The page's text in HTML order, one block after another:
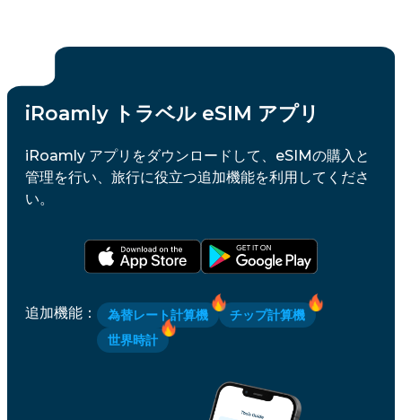
iRoamly トラベル eSIM アプリ
iRoamly アプリをダウンロードして、eSIMの購入と
管理を行い、旅行に役立つ追加機能を利用してくださ
い。
追加機能 ： 為替レート計算機
チップ計算機
世界時計